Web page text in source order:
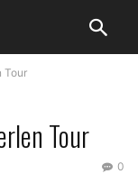
Tour
Tour
0